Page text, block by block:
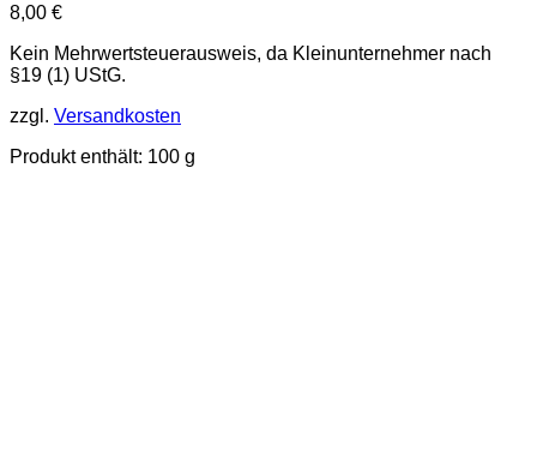
8,00 €
Kein Mehrwertsteuerausweis, da Kleinunternehmer nach
§19 (1) UStG.
zzgl. Versandkosten
Produkt enthält: 100 g